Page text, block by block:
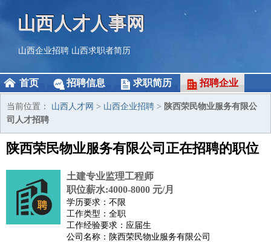
山西人才人事网
山西企业招聘 山西求职者简历
首页 招聘信息 求职简历 招聘企业
当前位置： 山西人才网 > 山西企业招聘 > 陕西荣民物业服务有限公
司人才招聘
陕西荣民物业服务有限公司正在招聘的职位
土建专业监理工程师
职位薪水:4000-8000 元/月
学历要求：不限
工作类型：全职
工作经验要求：应届生
公司名称：陕西荣民物业服务有限公司